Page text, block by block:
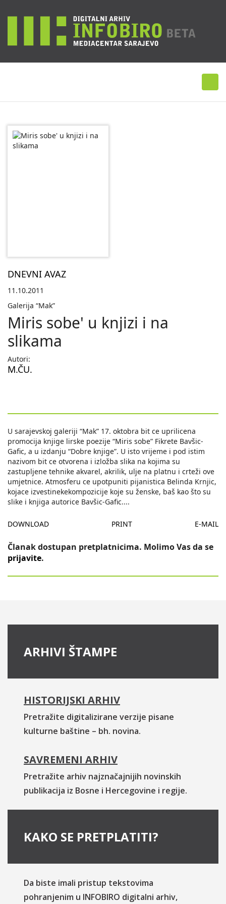
DNEVNI AVAZ
11.10.2011
Galerija “Mak”
Miris sobe' u knjizi i na
slikama
Autori:
M.ČU.
U sarajevskoj galeriji “Mak” 17. oktobra bit ce uprilicena
promocija knjige lirske poezije “Miris sobe” Fikrete Bavšic-
Gafic, a u izdanju “Dobre knjige”. U isto vrijeme i pod istim
nazivom bit ce otvorena i izložba slika na kojima su
zastupljene tehnike akvarel, akrilik, ulje na platnu i crteži ove
umjetnice. Atmosferu ce upotpuniti pijanistica Belinda Krnjic,
kojace izvestinekekompozicije koje su ženske, baš kao što su
slike i knjiga autorice Bavšic-Gafic....
DOWNLOAD PRINT E-MAIL
Članak dostupan pretplatnicima. Molimo Vas da se
prijavite.
ARHIVI ŠTAMPE
HISTORIJSKI ARHIV
Pretražite digitalizirane verzije pisane
kulturne baštine – bh. novina.
SAVREMENI ARHIV
Pretražite arhiv najznačajnijih novinskih
publikacija iz Bosne i Hercegovine i regije.
KAKO SE PRETPLATITI?
Da biste imali pristup tekstovima
pohranjenim u INFOBIRO digitalni arhiv,